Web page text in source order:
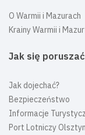
O Warmii i Mazurach
Krainy Warmii i Mazur
Jak się poruszać
Jak dojechać?
Bezpieczeństwo
Informacje
Port Lotniczy